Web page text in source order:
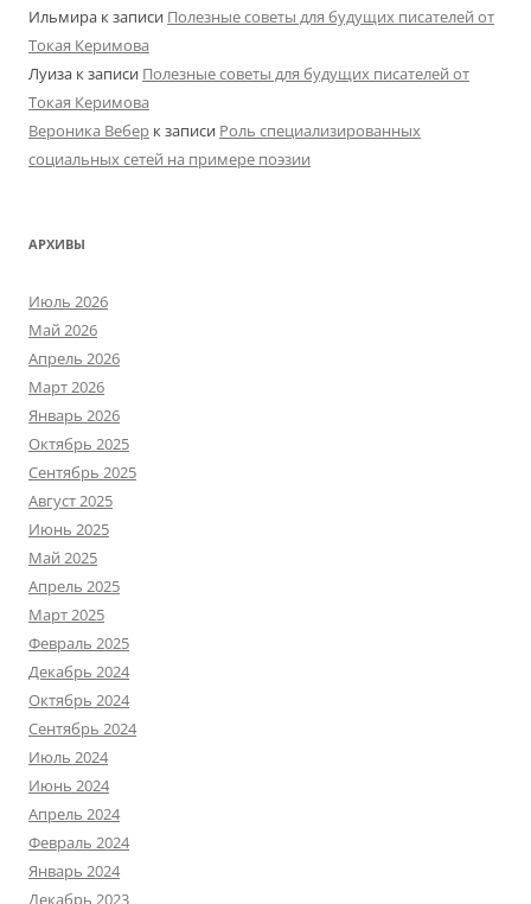
Ильмира к записи Полезные советы для будущих писателей от
Токая Керимова
Луиза к записи Полезные советы для будущих писателей от
Токая Керимова
Вероника Вебер к записи Роль специализированных
социальных сетей на примере поэзии
АРХИВЫ
Июль 2026
Май 2026
Апрель 2026
Март 2026
Январь 2026
Октябрь 2025
Сентябрь 2025
Август 2025
Июнь 2025
Май 2025
Апрель 2025
Март 2025
Февраль 2025
Декабрь 2024
Октябрь 2024
Сентябрь 2024
Июль 2024
Июнь 2024
Апрель 2024
Февраль 2024
Январь 2024
Декабрь 2023